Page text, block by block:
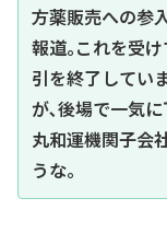
方薬販売への参
報道｡これを受
引を終了してい
が､後場で一気
丸和運機関子会
うな｡